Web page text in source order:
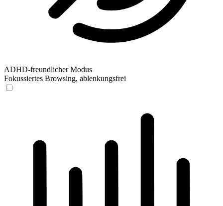
ADHD-freundlicher Modus
Fokussiertes Browsing, ablenkungsfrei